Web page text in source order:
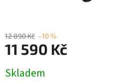
12 890 Kč –10 %
11 590 Kč
cena:
Skladem